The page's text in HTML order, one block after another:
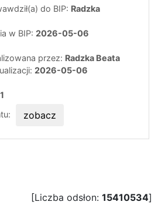
do BIP: Radzka
w BIP: 2026-05-06
przez: Radzka Beata
2026-05-06
zobacz
[Liczba odsłon: 15410534]